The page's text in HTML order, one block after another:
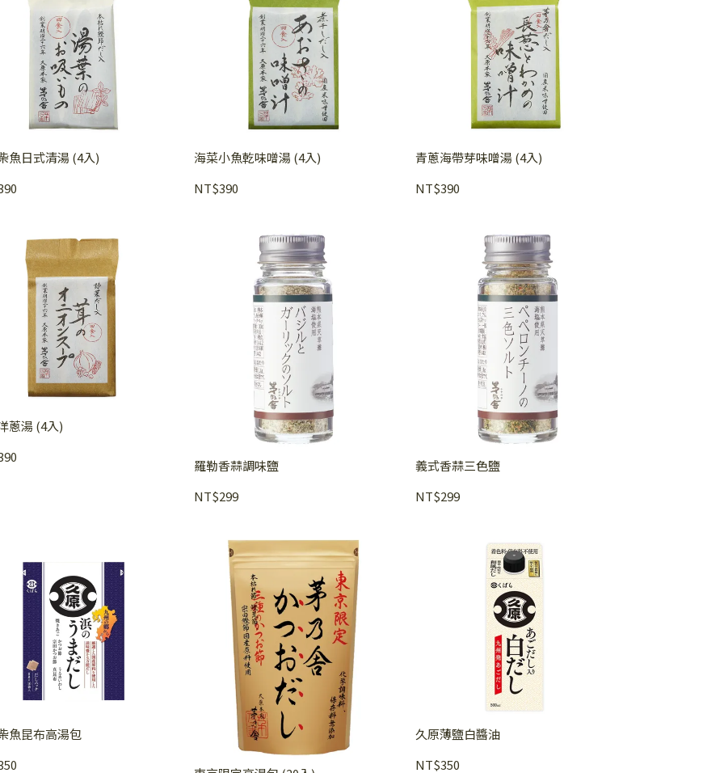
魚日式清湯 (4入)
海菜小魚乾味噌湯 (4入)
NT$390
青蔥海帶芽味噌湯 (4入)
NT$390
蔥湯 (4入)
羅勒香蒜調味鹽
NT$299
義式香蒜三色鹽
NT$299
魚昆布高湯包
久原薄鹽白醬油
NT$350